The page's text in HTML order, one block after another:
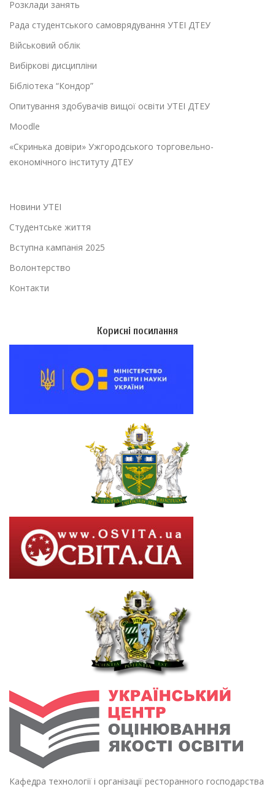
Розклади занять
Рада студентського самоврядування УТЕІ ДТЕУ
Військовий облік
Вибіркові дисципліни
Бібліотека “Кондор”
Опитування здобувачів вищої освіти УТЕІ ДТЕУ
Moodle
«Скринька довіри» Ужгородського торговельно-
економічного інституту ДТЕУ
Новини УТЕІ
Студентське життя
Вступна кампанія 2025
Волонтерство
Контакти
Корисні посилання
Кафедра технології і організації ресторанного господарства